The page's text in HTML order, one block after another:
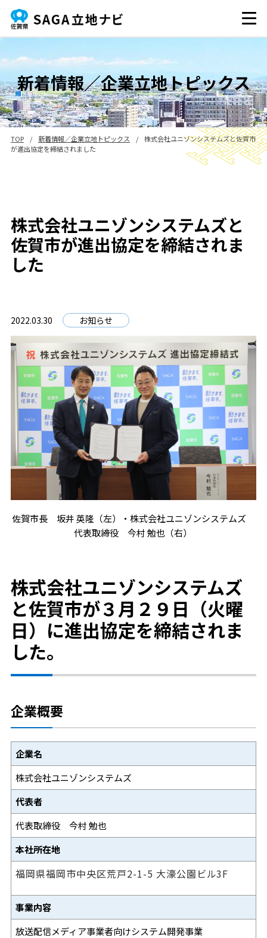
新着情報／企業立地トピックス
TOP / 新着情報／企業立地トピックス /
株式会社ユニゾンシステムズと佐賀市
が進出協定を締結されました
株式会社ユニゾンシステムズと
佐賀市が進出協定を締結されま
した
2022.03.30 お知らせ
佐賀市長 坂井 英隆（左）・株式会社ユニゾンシステムズ
代表取締役 今村 勉也（右）
株式会社ユニゾンシステムズ
と佐賀市が３月２９日（火曜
日）に進出協定を締結されま
した。
企業概要
企業名
株式会社ユニゾンシステムズ
代表者
代表取締役 今村 勉也
本社所在地
福岡県福岡市中央区荒戸2-1-5 大濠公園ビル3F
事業内容
放送配信メディア事業者向けシステム開発事業